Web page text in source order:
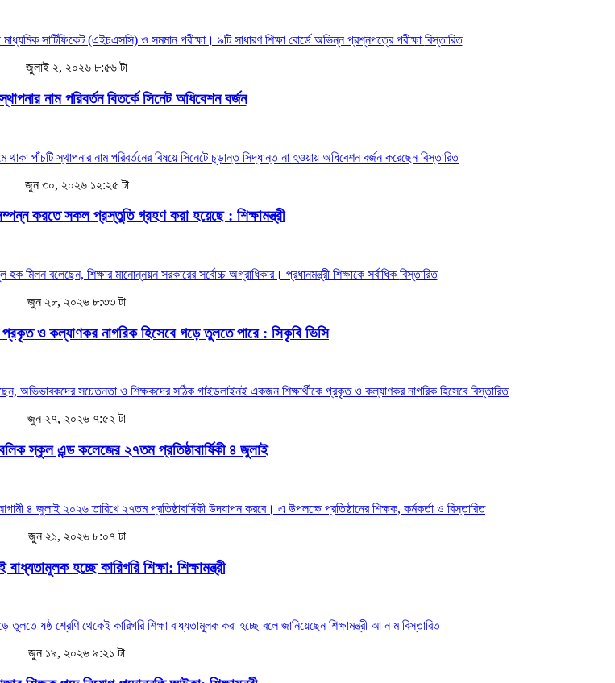
সার্টিফিকেট (এইচএসসি) ও সমমান পরীক্ষা। ৯টি সাধারণ শিক্ষা বোর্ডে অভিন্ন প্রশ্নপত্রে পরীক্ষা বিস্তারিত
জুলাই ২, ২০২৬ ৮:৫৬ টা
নাম পরিবর্তন বিতর্কে সিনেট অধিবেশন বর্জন
পাঁচটি স্থাপনার নাম পরিবর্তনের বিষয়ে সিনেটে চূড়ান্ত সিদ্ধান্ত না হওয়ায় অধিবেশন বর্জন করেছেনবিস্তারিত
জুন ৩০, ২০২৬ ১২:২৫ টা
করতে সকল প্রস্তুতি গ্রহণ করা হয়েছে : শিক্ষামন্ত্রী
মিলন বলেছেন, শিক্ষার মানোন্নয়ন সরকারের সর্বোচ্চ অগ্রাধিকার। প্রধানমন্ত্রী শিক্ষাকে সর্বাধিক বিস্তারিত
জুন ২৮, ২০২৬ ৮:৩৩ টা
ও কল্যাণকর নাগরিক হিসেবে গড়ে তুলতে পারে : সিকৃবি ভিসি
অভিভাবকদের সচেতনতা ও শিক্ষকদের সঠিক গাইডলাইনই একজন শিক্ষার্থীকে প্রকৃত ও কল্যাণকর নাগরিক হিসেবেবিস্তারিত
জুন ২৭, ২০২৬ ৭:৫২ টা
স্কুল এন্ড কলেজের ২৭তম প্রতিষ্ঠাবার্ষিকী ৪ জুলাই
৪ জুলাই ২০২৬ তারিখে ২৭তম প্রতিষ্ঠাবার্ষিকী উদযাপন করবে। এ উপলক্ষে প্রতিষ্ঠানের শিক্ষক, কর্মকর্তা ও বিস্তারিত
জুন ২১, ২০২৬ ৮:০৭ টা
বাধ্যতামূলক হচ্ছে কারিগরি শিক্ষা: শিক্ষামন্ত্রী
ষষ্ঠ শ্রেণি থেকেই কারিগরি শিক্ষা বাধ্যতামূলক করা হচ্ছে বলে জানিয়েছেন শিক্ষামন্ত্রী আ ন মবিস্তারিত
জুন ১৯, ২০২৬ ৯:২১ টা